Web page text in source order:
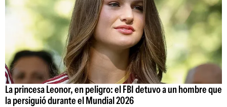
La princesa Leonor, en peligro: el FBI detuvo a un hombre que
la persiguió durante el Mundial 2026